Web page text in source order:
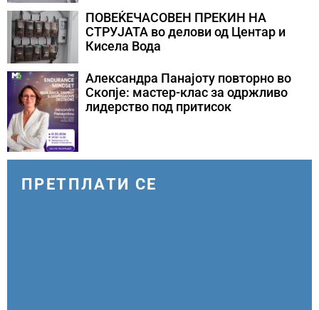
ПОВЕЌЕЧАСОВЕН ПРЕКИН НА
СТРУЈАТА во делови од Центар и
Кисела Вода
Александра Панајоту повторно во
Скопје: мастер-клас за одржливо
лидерство под притисок
ПРЕТПЛАТИ СЕ